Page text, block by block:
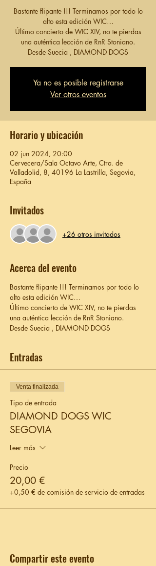
Bastante flipante !!! Terminamos por todo lo
alto esta edición WIC…
Último concierto de WIC XIV, no te pierdas
una auténtica lección de RnR Stoniano.
Desde Suecia , DIAMOND DOGS
Ya no es posible registrarse
Ver otros eventos
Horario y ubicación
02 jun 2024, 20:00
Cervecera/Sala Octavo Arte, Ctra. de
Valladolid, 8, 40196 La Lastrilla, Segovia,
España
Invitados
+26 otros invitados
Acerca del evento
Bastante flipante !!! Terminamos por todo lo
alto esta edición WIC…
Último concierto de WIC XIV, no te pierdas
una auténtica lección de RnR Stoniano.
Desde Suecia , DIAMOND DOGS
Entradas
Venta finalizada
Tipo de entrada
DIAMOND DOGS WIC
SEGOVIA
Leer más
Precio
20,00 €
+0,50 € de comisión de servicio de entradas
Compartir este evento